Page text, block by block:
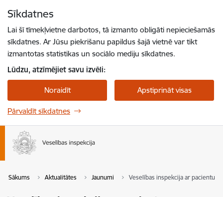
Sīkdatnes
Lai šī tīmekļvietne darbotos, tā izmanto obligāti nepieciešamās
sīkdatnes. Ar Jūsu piekrišanu papildus šajā vietnē var tikt
izmantotas statistikas un sociālo mediju sīkdatnes.
Lūdzu, atzīmējiet savu izvēli:
Noraidīt Apstiprināt visas
Pārvaldīt sīkdatnes
Sākums Aktualitātes Jaunumi Veselības inspekcija ar pacientu